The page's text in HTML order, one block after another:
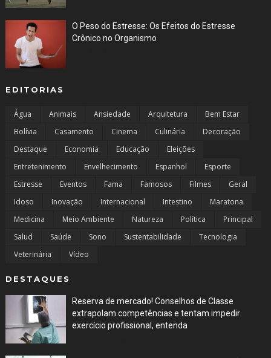
O Peso do Estresse: Os Efeitos do Estresse
Crônico no Organismo
EDITORIAS
Água Animais Ansiedade Arquitetura
Bem Estar
Bolívia
Casamento Cinema Culinária
Decoração
Destaque
Economia Educação
Eleições
Entretenimento
Envelhecimento Espanhol
Esporte
Estresse
Eventos Fama Famosos Filmes
Geral
Idoso
Inovação Internacional Intestino
Maratona
Medicina
Meio Ambiente Natureza Política
Principal
Salud
Saúde Sono Sustentabilidade
Tecnologia
Veterinária
Vídeo
DESTAQUES
Reserva de mercado! Conselhos de Classe
extrapolam competências e tentam impedir
exercício profissional, entenda